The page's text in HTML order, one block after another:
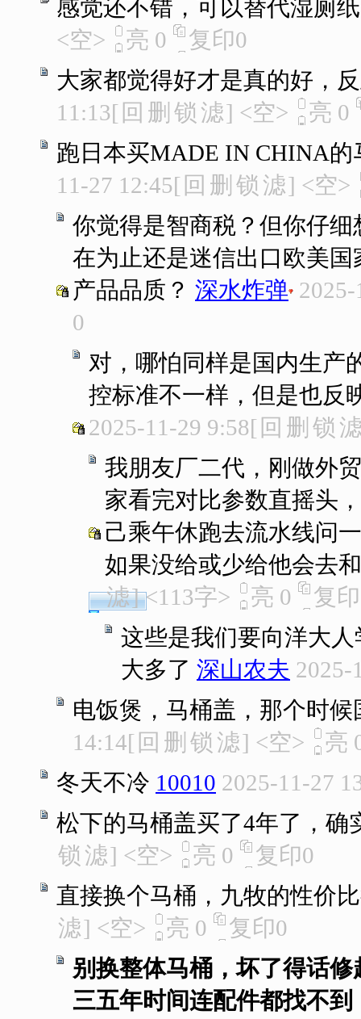
感觉还不错，可以替代湿厕
<空>
亮 0 复印0
大家都觉得好才是真的好，
11:13[ 回 删 锁 滤] <空> 亮 0
跑日本买MADE IN CHINA
11-27 12:45[ 回 删 锁 滤] <空>
你觉得是智商税？但你仔
在为止还是迷信出口欧美
产品品质？ 深水炸弹
0
对，哪怕同样是国内生产
控标准不一样，但是也反
2025-11-29 9:58[ 回 删 锁
我朋友厂二代，刚做外
家看完对比参数直摇头
己乘午休跑去流水线问
如果没给或少给他会去
滤] <113字> 亮 0 复印
这些是我们要向洋大
大多了 深山农夫 2025-
电饭煲，马桶盖，那个时
14:14[ 回 删 锁 滤] <空> 亮
冬天不冷 10010 2025-11-27
松下的马桶盖买了4年了，确
锁 滤] <空> 亮 0 复印0
直接换个马桶，九牧的性价
滤] <空> 亮 0 复印0
别换整体马桶，坏了得话
三五年时间连配件都找不